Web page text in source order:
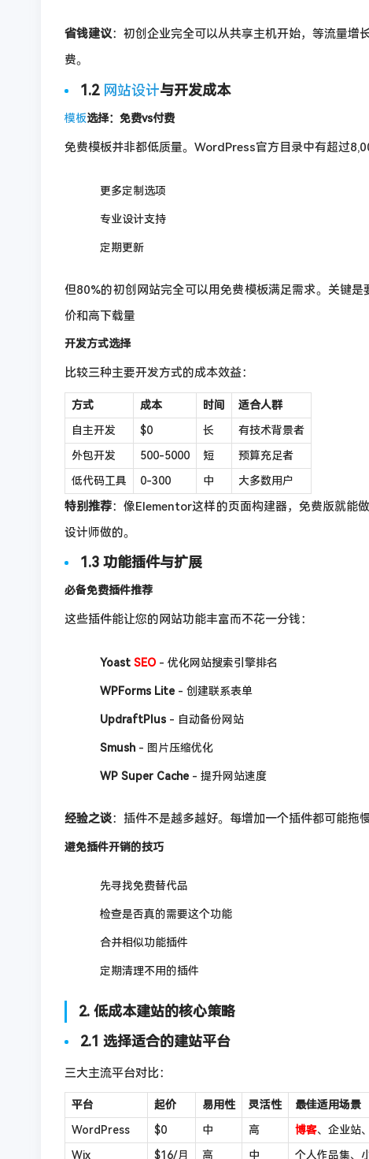
省钱建议：初创企业完全可以从共享主机开始，等流量增
费。
1.2 网站设计与开发成本
模板选择：免费vs付费
免费模板并非都低质量。WordPress官方目录中有超过
更多定制选项
专业设计支持
定期更新
但80%的初创网站完全可以用免费模板满足需求。关键
价和高下载量
开发方式选择
比较三种主要开发方式的成本效益：
方式 成本 时间
适合人群
自主开发
$0 长
有技术背景者
外包开发
500-5000 短
预算充足者
低代码工具
0-300 中 大多数用户
特别推荐：像Elementor这样的页面构建器，免费版就能
设计师做的。
1.3 功能插件与扩展
必备免费插件推荐
这些插件能让您的网站功能丰富而不花一分钱：
Yoast SEO - 优化网站搜索引擎排名
WPForms Lite - 创建联系表单
UpdraftPlus - 自动备份网站
Smush - 图片压缩优化
WP Super Cache - 提升网站速度
经验之谈：插件不是越多越好。每增加一个插件都可能拖
避免插件开销的技巧
先寻找免费替代品
检查是否真的需要这个功能
合并相似功能插件
定期清理不用的插件
2. 低成本建站的核心策略
2.1 选择适合的建站平台
三大主流平台对比：
平台 起价 易用性 灵活性
最佳适用场景
WordPress
$0 中 高 博客、企业站
Wix
$16/月 高 中 个人作品集、